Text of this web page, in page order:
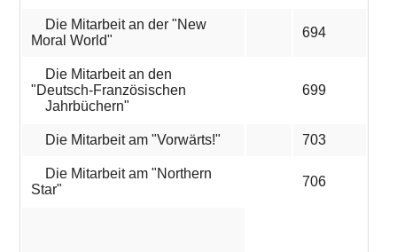
Die Mitarbeit an der "New
Moral World"
694
Die Mitarbeit an den
"Deutsch-Französischen
Jahrbüchern"
699
Die Mitarbeit am "Vorwärts!" 703
Die Mitarbeit am "Northern
Star"
706